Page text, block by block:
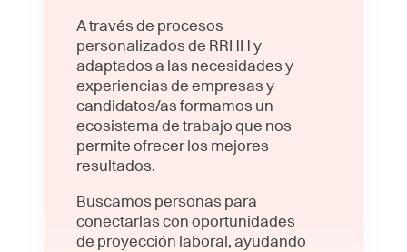
A través de procesos
personalizados de RRHH y
adaptados a las necesidades y
experiencias de empresas y
candidatos/as formamos un
ecosistema de trabajo que nos
permite ofrecer los mejores
resultados.
Buscamos personas para
conectarlas con oportunidades
de proyección laboral, ayudando